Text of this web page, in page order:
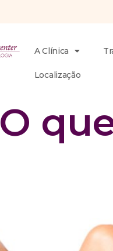
A Clínica
Localização
O